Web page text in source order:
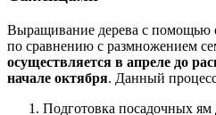
Выращивание дерева с помощью
по сравнению с размножением
осуществляется в апреле до
начале октября. Данный
Подготовка посадочных